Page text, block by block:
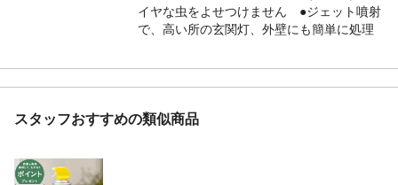
イヤな虫をよせつけません ●ジェット噴射
で、高い所の玄関灯、外壁にも簡単に処理
使用方法
●玄関灯・外灯などの虫よけ/玄関灯や外灯
スタッフおすすめの類似商品